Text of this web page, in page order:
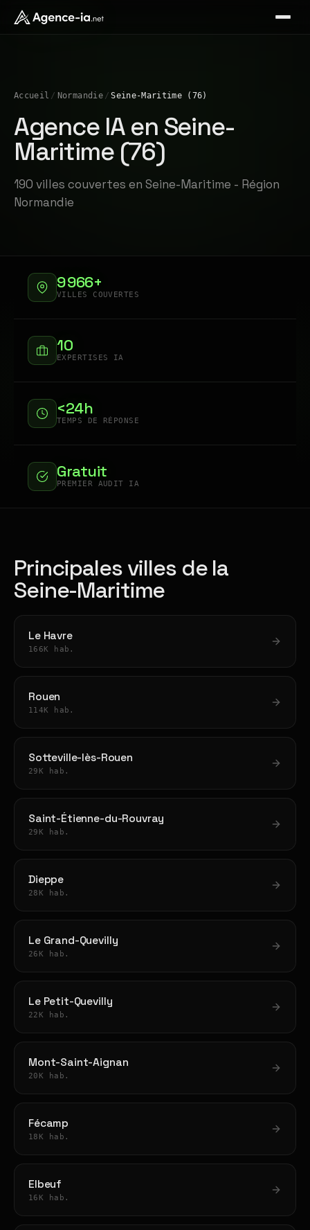
Accueil / Normandie / Seine-Maritime (76)
Agence IA en Seine-
Maritime (76)
190 villes couvertes en Seine-Maritime - Région
Normandie
9 966+
VILLES COUVERTES
10
EXPERTISES IA
<24h
TEMPS DE RÉPONSE
Gratuit
PREMIER AUDIT IA
Principales villes de la
Seine-Maritime
Le Havre
166K hab.
Rouen
114K hab.
Sotteville-lès-Rouen
29K hab.
Saint-Étienne-du-Rouvray
29K hab.
Dieppe
28K hab.
Le Grand-Quevilly
26K hab.
Le Petit-Quevilly
22K hab.
Mont-Saint-Aignan
20K hab.
Fécamp
18K hab.
Elbeuf
16K hab.